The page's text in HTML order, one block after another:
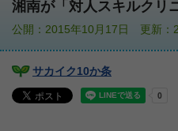
湘南が「対人スキルクリ
公開：2015年10月17日 更新：
サカイク10か条